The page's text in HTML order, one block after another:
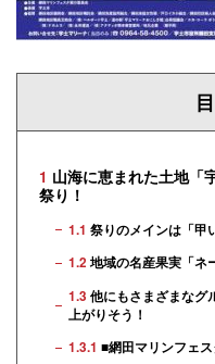
1 山海に恵まれた土地「
祭り！
1.1 祭りのメインは「甲
1.2 地域の名産果実「ネ
1.3 他にもさまざまなグ
上がりそう！
1.3.1 ■網田マリンフェ